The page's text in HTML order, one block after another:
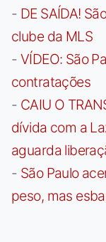
- DE SAÍDA!
clube da MLS
- VÍDEO: São
contratações
- CAIU O
dívida com a
aguarda
- São Paulo
peso, mas